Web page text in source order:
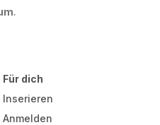
.
Für dich
Inserieren
Anmelden